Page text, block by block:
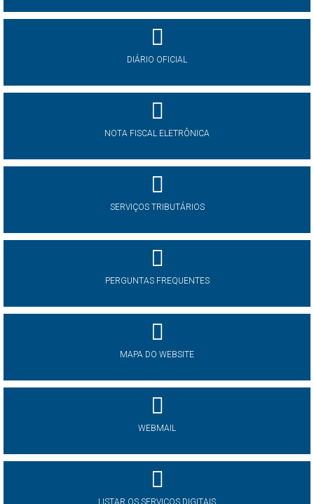
DIÁRIO OFICIAL
NOTA FISCAL ELETRÔNICA
SERVIÇOS TRIBUTÁRIOS
PERGUNTAS FREQUENTES
MAPA DO WEBSITE
WEBMAIL
LISTAR OS SERVIÇOS DIGITAIS